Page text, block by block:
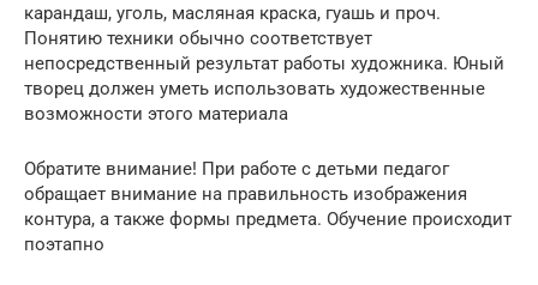
карандаш, уголь, масляная краска, гуашь и проч.
Понятию техники обычно соответствует
непосредственный результат работы художника. Юный
творец должен уметь использовать художественные
возможности этого материала
Обратите внимание! При работе с детьми педагог
обращает внимание на правильность изображения
контура, а также формы предмета. Обучение происходит
поэтапно